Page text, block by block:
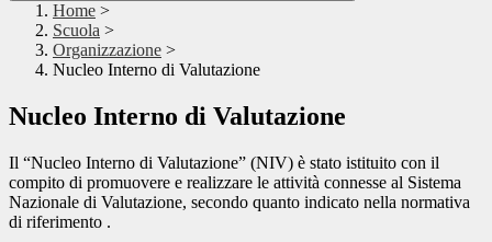
Home >
Scuola >
Organizzazione >
Nucleo Interno di Valutazione
Nucleo Interno di Valutazione
Il “Nucleo Interno di Valutazione” (NIV) è stato istituito con il
compito di promuovere e realizzare le attività connesse al Sistema
Nazionale di Valutazione, secondo quanto indicato nella normativa
di riferimento .